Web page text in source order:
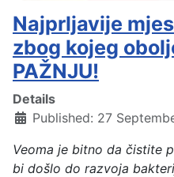
Najprljavije
zbog kojeg
PAŽNJU!
Details
Published: 27
Veoma je bitno da čistite
bi došlo do razvoja